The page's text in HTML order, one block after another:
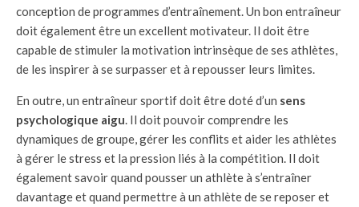
conception de programmes d’entraînement. Un bon entraîneur
doit également être un excellent motivateur. Il doit être
capable de stimuler la motivation intrinsèque de ses athlètes,
de les inspirer à se surpasser et à repousser leurs limites.
En outre, un entraîneur sportif doit être doté d’un sens
psychologique aigu . Il doit pouvoir comprendre les
dynamiques de groupe, gérer les conflits et aider les athlètes
à gérer le stress et la pression liés à la compétition. Il doit
également savoir quand pousser un athlète à s’entraîner
davantage et quand permettre à un athlète de se reposer et